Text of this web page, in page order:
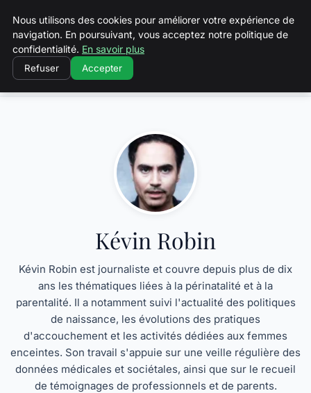
Squeakyswing.com
Accueil Kévin Robin
Kévin Robin
Kévin Robin est journaliste et couvre depuis plus de dix
ans les thématiques liées à la périnatalité et à la
parentalité. Il a notamment suivi l'actualité des politiques
de naissance, les évolutions des pratiques
d'accouchement et les activités dédiées aux femmes
enceintes. Son travail s'appuie sur une veille régulière des
données médicales et sociétales, ainsi que sur le recueil
de témoignages de professionnels et de parents.
Nous utilisons des cookies pour améliorer votre expérience de
navigation. En poursuivant, vous acceptez notre politique de
confidentialité. En savoir plus
Refuser Accepter